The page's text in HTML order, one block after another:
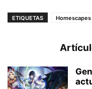
ETIQUETAS Homescapes